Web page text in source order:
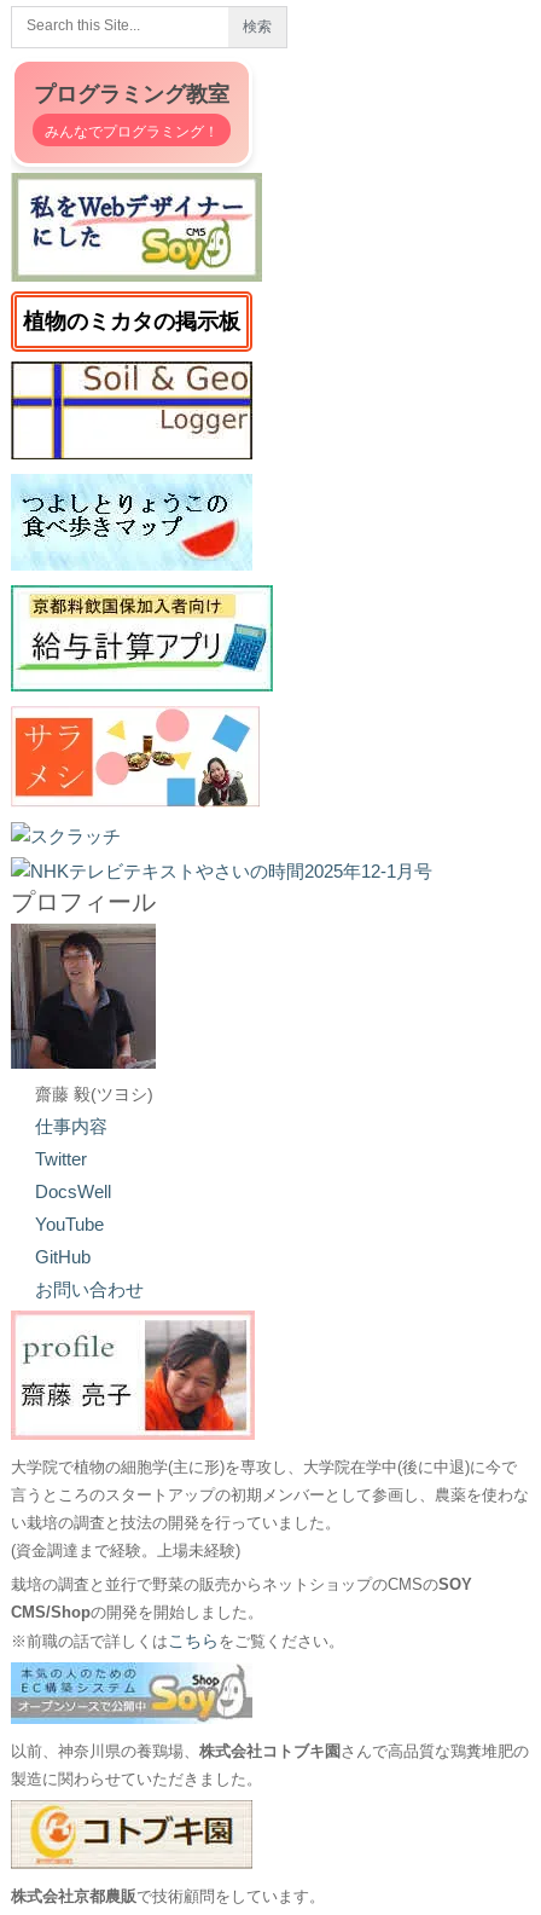
プログラミング教室
みんなでプログラミング！
植物のミカタの掲示板
プロフィール
齋藤 毅(ツヨシ)
仕事内容
Twitter
DocsWell
YouTube
GitHub
お問い合わせ
大学院で植物の細胞学(主に形)を専攻し、大学院在学中(後に中退)に今で
言うところのスタートアップの初期メンバーとして参画し、農薬を使わな
い栽培の調査と技法の開発を行っていました。
(資金調達まで経験。上場未経験)
栽培の調査と並行で野菜の販売からネットショップのCMSのSOY
CMS/Shopの開発を開始しました。
※前職の話で詳しくはこちら をご覧ください。
以前、神奈川県の養鶏場、 株式会社コトブキ園 さんで高品質な鶏糞堆肥の
製造に関わらせていただきました。
株式会社京都農販で技術顧問をしています。